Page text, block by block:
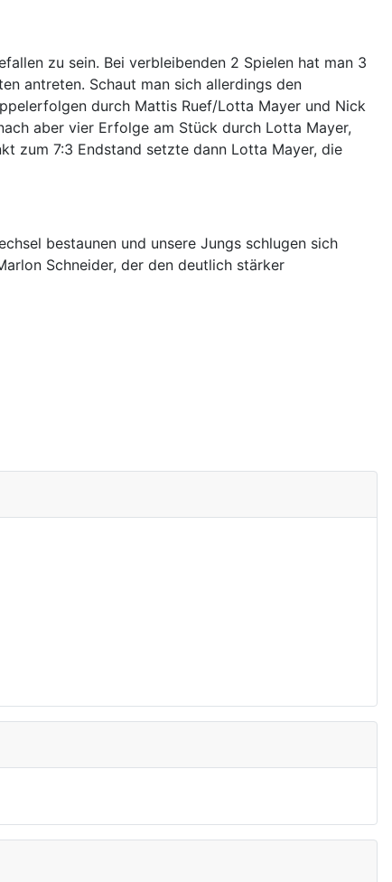
zu sein. Bei verbleibenden 2 Spielen hat man 3
antreten. Schaut man sich allerdings den
durch Mattis Ruef/Lotta Mayer und Nick
aber vier Erfolge am Stück durch Lotta Mayer,
zum 7:3 Endstand setzte dann Lotta Mayer, die
bestaunen und unsere Jungs schlugen sich
Schneider, der den deutlich stärker